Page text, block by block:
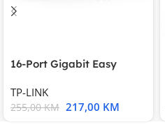
16-Port Gigabit Easy
TP-LINK
255,00KM 217,00 KM